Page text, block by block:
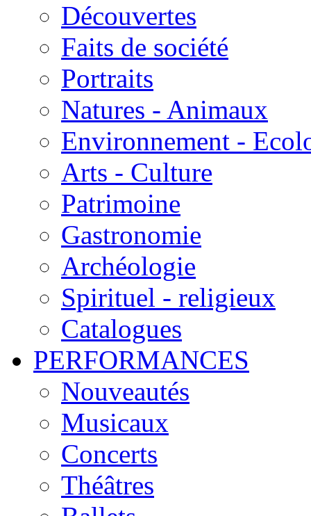
Découvertes
Faits de société
Portraits
Natures - Animaux
Environnement -
Arts - Culture
Patrimoine
Gastronomie
Archéologie
Spirituel - religieux
Catalogues
PERFORMANCES
Nouveautés
Musicaux
Concerts
Théâtres